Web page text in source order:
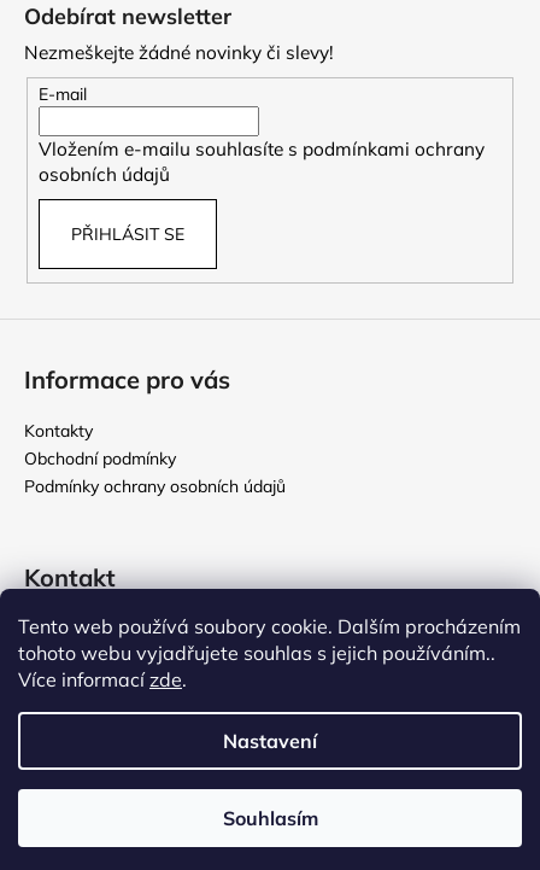
Tento web používá soubory cookie. Dalším procházením
tohoto webu vyjadřujete souhlas s jejich používáním..
Více informacízde.
Nastavení
Souhlasím
Odebírat newsletter
Nezmeškejte žádné novinky či slevy!
E-mail
Vložením e-mailu souhlasíte s podmínkami ochrany
osobních údajů
PŘIHLÁSIT SE
Informace pro vás
Kontakty
Obchodní podmínky
Podmínky ochrany osobních údajů
Kontakt
rikomix @seznam.cz
731 586 209
776 000 107
Rikomix. Všechna práva vyhrazena.